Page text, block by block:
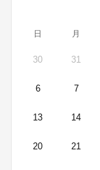
日 月
30 31
6 7
13 14
20 21